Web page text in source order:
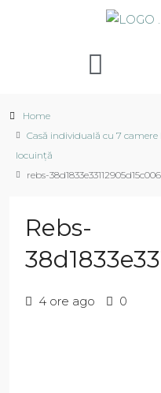
Home
Casă individuală cu 7
locuință
rebs-
Rebs-
4 ore ago 0